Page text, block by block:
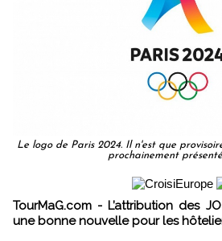
Le logo de Paris 2024. Il n'est que
prochainement
TourMaG.com - L’attribution des JO 2024 à Paris est-elle
une bonne nouvelle pour les